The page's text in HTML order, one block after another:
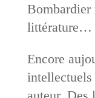
Bombardier
littérature…
Encore